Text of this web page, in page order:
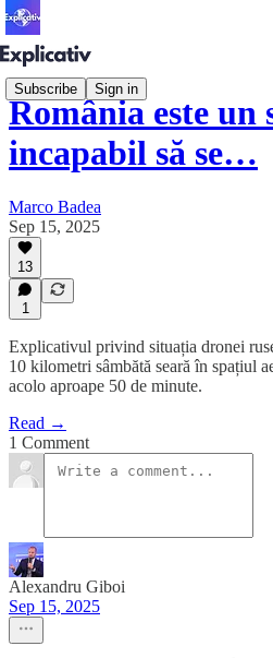
Subscribe Sign in
România este un
incapabil să se…
Marco Badea
Sep 15, 2025
13
1
Explicativul privind situația dronei
10 kilometri sâmbătă seară în spațiul
acolo aproape 50 de minute.
Read →
1 Comment
Alexandru Giboi
Sep 15, 2025